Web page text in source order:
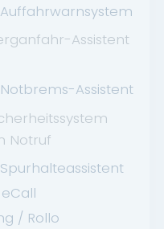
Assistent
Assistent
Notruf
/ Rollo